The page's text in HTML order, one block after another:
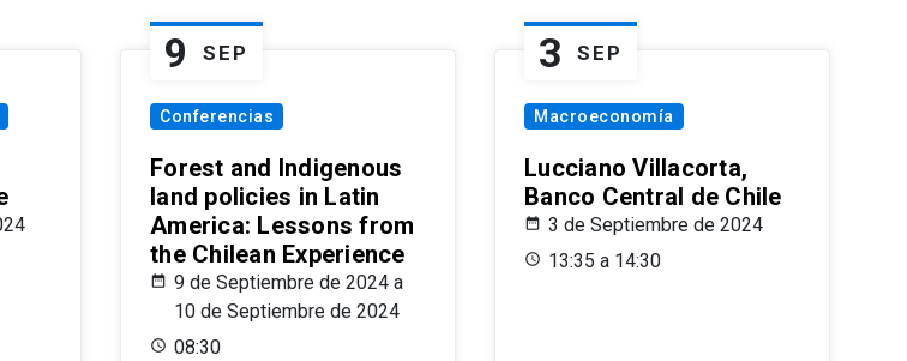
9 SEP
Conferencias
Forest and Indigenous
land policies in Latin
America: Lessons from
the Chilean Experience
9 de Septiembre de 2024 a
10 de Septiembre de 2024
08:30
3 SEP
Macroeconomía
Lucciano Villacorta,
Banco Central de Chile
3 de Septiembre de 2024
13:35 a 14:30